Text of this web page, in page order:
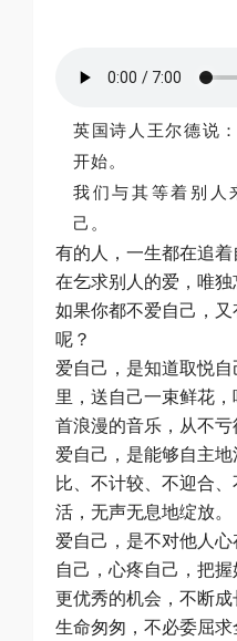
英国诗人王尔德说
开始。
我们与其等着别人
己。
有的人，一生都在追
在乞求别人的爱，唯独
如果你都不爱自己，
呢？
爱自己，是知道取悦
里，送自己一束鲜花
首浪漫的音乐，从不亏
爱自己，是能够自主
比、不计较、不迎合
活，无声无息地绽放。
爱自己，是不对他人
自己，心疼自己，把握
更优秀的机会，不断成
生命匆匆，不必委屈